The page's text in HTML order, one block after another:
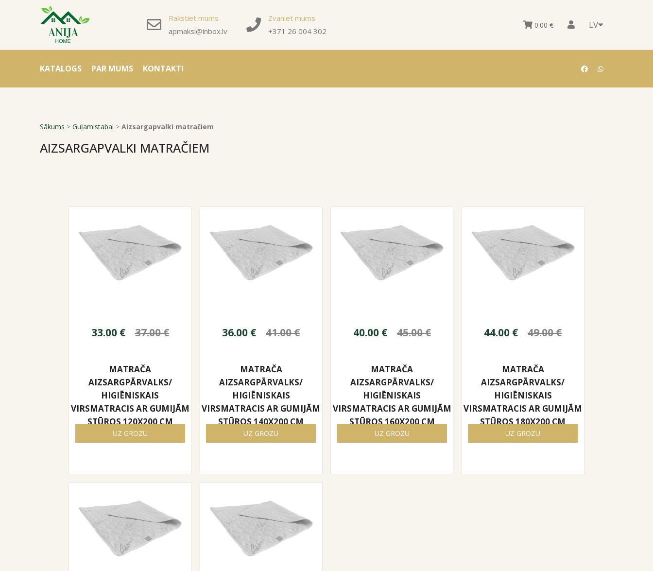
Rakstiet mums
apmaksi@inbox.lv
Zvaniet mums
+371 26 004 302
0.00 € LV
KATALOGS PAR MUMS KONTAKTI
Sākums > Guļamistabai > Aizsargapvalki matračiem
AIZSARGAPVALKI MATRAČIEM
33.00 € 37.00€
MATRAČA
AIZSARGPĀRVALKS/
HIGIĒNISKAIS
VIRSMATRACIS AR GUMIJĀM
STŪROS 120X200 CM
UZ GROZU
36.00 € 41.00€
MATRAČA
AIZSARGPĀRVALKS/
HIGIĒNISKAIS
VIRSMATRACIS AR GUMIJĀM
STŪROS 140X200 CM
UZ GROZU
40.00 € 45.00€
MATRAČA
AIZSARGPĀRVALKS/
HIGIĒNISKAIS
VIRSMATRACIS AR GUMIJĀM
STŪROS 160X200 CM
UZ GROZU
44.00 € 49.00€
MATRAČA
AIZSARGPĀRVALKS/
HIGIĒNISKAIS
VIRSMATRACIS AR GUMIJĀM
STŪROS 180X200 CM
UZ GROZU